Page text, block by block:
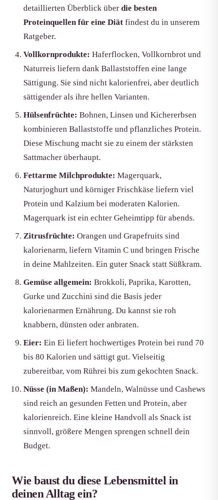
detaillierten Überblick über die besten
Proteinquellen für eine Diät findest du in unserem
Ratgeber.
Vollkornprodukte: Haferflocken, Vollkornbrot und
Naturreis liefern dank Ballaststoffen eine lange
Sättigung. Sie sind nicht kalorienfrei, aber deutlich
sättigender als ihre hellen Varianten.
Hülsenfrüchte: Bohnen, Linsen und Kichererbsen
kombinieren Ballaststoffe und pflanzliches Protein.
Diese Mischung macht sie zu einem der stärksten
Sattmacher überhaupt.
Fettarme Milchprodukte: Magerquark,
Naturjoghurt und körniger Frischkäse liefern viel
Protein und Kalzium bei moderaten Kalorien.
Magerquark ist ein echter Geheimtipp für abends.
Zitrusfrüchte: Orangen und Grapefruits sind
kalorienarm, liefern Vitamin C und bringen Frische
in deine Mahlzeiten. Ein guter Snack statt Süßkram.
Gemüse allgemein: Brokkoli, Paprika, Karotten,
Gurke und Zucchini sind die Basis jeder
kalorienarmen Ernährung. Du kannst sie roh
knabbern, dünsten oder anbraten.
Eier: Ein Ei liefert hochwertiges Protein bei rund 70
bis 80 Kalorien und sättigt gut. Vielseitig
zubereitbar, vom Rührei bis zum gekochten Snack.
Nüsse (in Maßen): Mandeln, Walnüsse und Cashews
sind reich an gesunden Fetten und Protein, aber
kalorienreich. Eine kleine Handvoll als Snack ist
sinnvoll, größere Mengen sprengen schnell dein
Budget.
Wie baust du diese Lebensmittel in
deinen Alltag ein?